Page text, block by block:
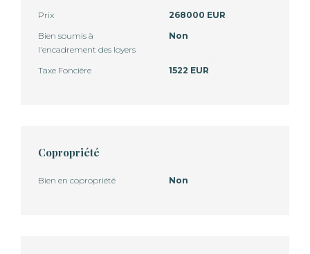
Prix
268000 EUR
Bien soumis à
l'encadrement des loyers
Non
Taxe Foncière 1522 EUR
Copropriété
Bien en copropriété Non